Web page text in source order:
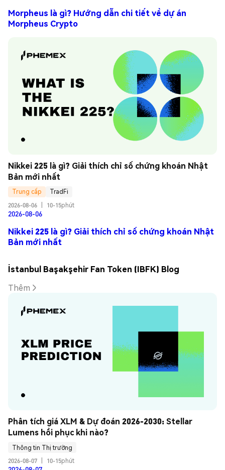
Morpheus là gì? Hướng dẫn chi tiết về dự án
Morpheus Crypto
Nikkei 225 là gì? Giải thích chỉ số chứng khoán Nhật
Bản mới nhất
Trung cấp
TradFi
2026-08-06
10-15phút
2026-08-06
Nikkei 225 là gì? Giải thích chỉ số chứng khoán Nhật
Bản mới nhất
İstanbul Başakşehir Fan Token (IBFK) Blog
Thêm
Phân tích giá XLM & Dự đoán 2026-2030: Stellar
Lumens hồi phục khi nào?
Thông tin Thị trường
2026-08-07
10-15phút